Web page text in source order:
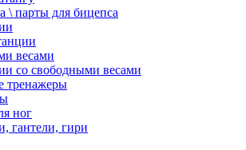
\ парты для бицепса
весами
со свободными весами
тренажеры
ног
гантели, гири